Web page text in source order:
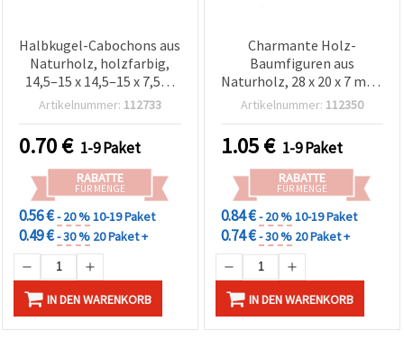
Halbkugel-Cabochons aus
Naturholz, holzfarbig,
14,5–15 x 14,5–15 x 7,5–8
mm, 10 Stück
Artikelnummer: 112733
0.70€ 1-9 Paket
RABATTE
FÜR MENGE
0.56 €- 20 %10-19 Paket
0.49 €- 30 % 20 Paket +
IN DEN WARENKORB
Charmante Holz-
Baumfiguren aus
Naturholz, 28 x 20 x 7 mm,
mit 2 mm Bohrung – 5er-
Schmuck & kreative DIY-
Bastelprojekte, sortiert
(gemischter Inhalt)
Artikelnummer: 112350
1.05€ 1-9 Paket
RABATTE
FÜR MENGE
0.84 €- 20 %10-19 Paket
0.74 €- 30 % 20 Paket +
IN DEN WARENKORB